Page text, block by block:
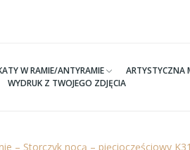
W RAMIE/ANTYRAMIE ARTYSTYCZNA
WYDRUK Z TWOJEGO ZDJĘCIA
– Storczyk nocą – pięcioczęściowy